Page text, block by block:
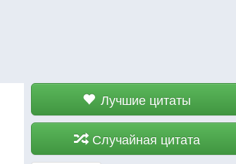
Лучшие цитаты
Случайная цитата